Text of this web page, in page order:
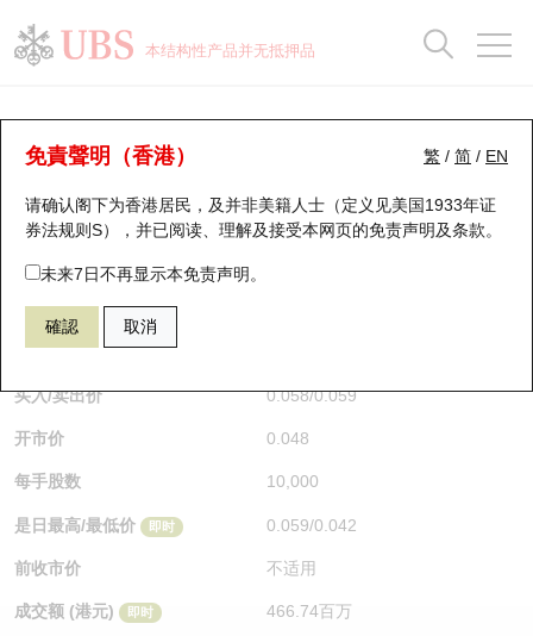
本结构性产品并无抵押品
繁 / 简 / EN
免責聲明（香港）
请确认阁下为香港居民，及并非美籍人士（定义见美国1933年证
券法规则S），并已阅读、理解及接受本网页的免责声明及条款。
未来7日不再显示本免责声明。
確認 取消
牛熊证分析仪
表现 街货统计 比较
55819 瑞银牛证 HSI 恒生指数
$0.058 即时
买入/卖出价 0.058/0.059
开市价 0.048
每手股数 10,000
是日最高/最低价 即时 0.059/0.042
前收市价 不适用
成交额 (港元) 即时 466.74百万
瑞银认股证一览
新发行瑞银认股证
即将到期认股证
认股证到期结算价查找
认股证分析仪
认股证速算机
认股证/牛熊证日志
认股证文件及公告
街货统计
比较
牛熊全景快搜
牛熊证搜寻
牛熊证街货分布图
正股牛熊证列表
新发行瑞银牛熊证
已收回牛熊证剩余价值
牛熊证到期结算价查找
牛熊证分析仪
街货统计
比较
十大升幅/跌幅
十大认股证成交分布
十天股证占大市成交
资金流
街货统计
三十大平均引伸波幅
正股分析仪
二十大活跃股份
恒指成份股
国指成份股
科指成份股
相关资产沽空
中资ETFs溢价比较
AH 股价对照
持股比重
显示所有持股比重
每月轮证大市专题
轮证专栏
讲座及教育短片
认股证投资者教育
牛熊证投资者教育
认股证牛熊证常问问题